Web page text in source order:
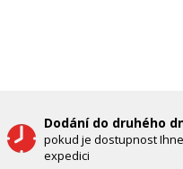
Dodání do druhého
pokud je dostupnost
expedici